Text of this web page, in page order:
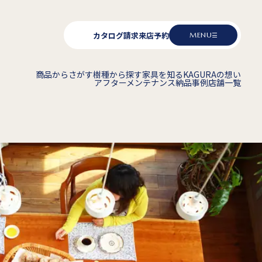
カタログ請求来店予約 MENU
商品からさがす樹種から探す家具を知るKAGURAの想い
アフターメンテナンス納品事例店舗一覧